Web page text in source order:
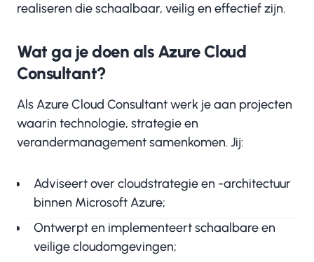
realiseren die schaalbaar, veilig en effectief zijn.
Wat ga je doen als Azure Cloud
Consultant?
Als Azure Cloud Consultant werk je aan projecten
waarin technologie, strategie en
verandermanagement samenkomen. Jij:
Adviseert over cloudstrategie en -architectuur
binnen Microsoft Azure;
Ontwerpt en implementeert schaalbare en
veilige cloudomgevingen;